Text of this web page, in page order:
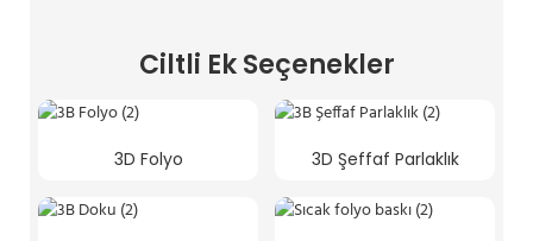
Ciltli Ek Seçenekler
3D Folyo 3D Şeffaf Parlaklık